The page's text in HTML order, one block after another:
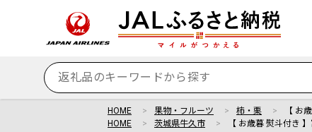
HOME 果物・フルーツ 柿・栗 【 お
HOME
茨城県牛久市 【 お歳暮 熨斗付き